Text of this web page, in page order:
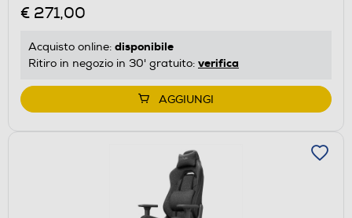
€ 271,00
Acquisto online: disponibile
Ritiro in negozio in 30' gratuito: verifica
AGGIUNGI